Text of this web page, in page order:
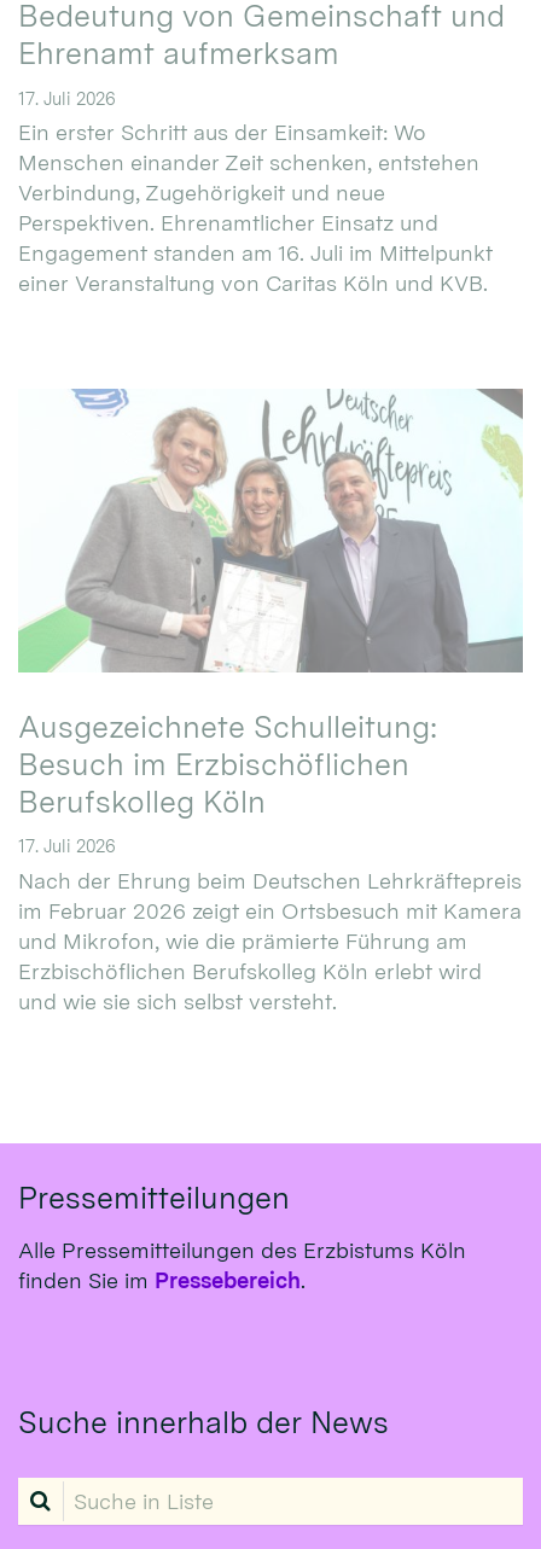
Bedeutung von Gemeinschaft und
Ehrenamt aufmerksam
17. Juli 2026
Ein erster Schritt aus der Einsamkeit: Wo
Menschen einander Zeit schenken, entstehen
Verbindung, Zugehörigkeit und neue
Perspektiven. Ehrenamtlicher Einsatz und
Engagement standen am 16. Juli im Mittelpunkt
einer Veranstaltung von Caritas Köln und KVB.
Ausgezeichnete Schulleitung:
Besuch im Erzbischöflichen
Berufskolleg Köln
17. Juli 2026
Nach der Ehrung beim Deutschen Lehrkräftepreis
im Februar 2026 zeigt ein Ortsbesuch mit Kamera
und Mikrofon, wie die prämierte Führung am
Erzbischöflichen Berufskolleg Köln erlebt wird
und wie sie sich selbst versteht.
Pressemitteilungen
Alle Pressemitteilungen des Erzbistums Köln
finden Sie im Pressebereich.
Suche innerhalb der News
Suche in Liste